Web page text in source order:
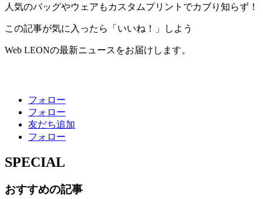
人気のバッグやウェアもカスタムプリントでカブり知らず！
この記事が気に入ったら「いいね！」しよう
Web LEONの最新ニュースをお届けします。
フォロー
フォロー
友だち追加
フォロー
SPECIAL
おすすめの記事